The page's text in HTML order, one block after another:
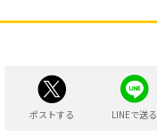
ポストする LINEで送る